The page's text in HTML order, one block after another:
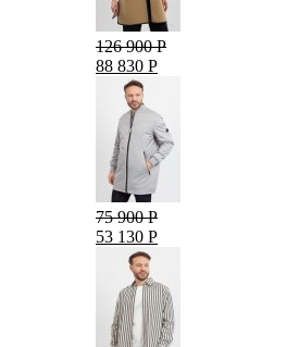
126 900 Р
88 830 Р
75 900 Р
53 130 Р